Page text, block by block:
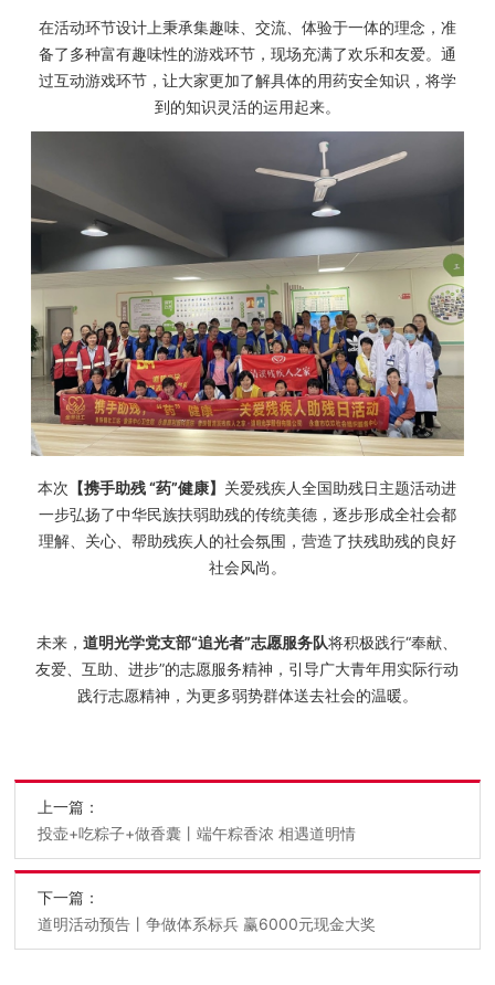
在活动环节设计上秉承集趣味、交流、体验于一体的理念，准
备了多种富有趣味性的游戏环节，现场充满了欢乐和友爱。通
过互动游戏环节，让大家更加了解具体的用药安全知识，将学
到的知识灵活的运用起来。
本次 【携手助残 “药”健康】 关爱残疾人全国助残日主题活动进
一步弘扬了中华民族扶弱助残的传统美德，逐步形成全社会都
理解、关心、帮助残疾人的社会氛围，营造了扶残助残的良好
社会风尚。
未来，道明光学党支部“追光者”志愿服务队将积极践行“奉献、
友爱、互助、进步”的志愿服务精神，引导广大青年用实际行动
践行志愿精神，为更多弱势群体送去社会的温暖。
上一篇：
投壶+吃粽子+做香囊丨端午粽香浓 相遇道明情
下一篇：
道明活动预告丨争做体系标兵 赢6000元现金大奖